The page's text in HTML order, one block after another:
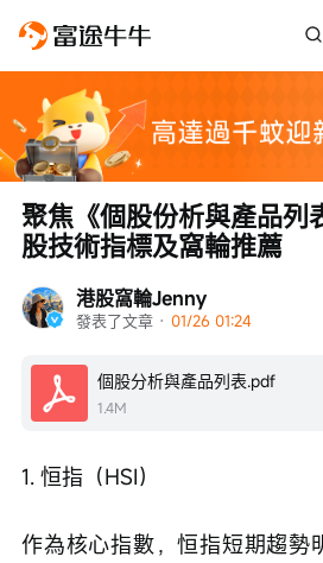
港股窩輪Jenny
發表了文章 · 01/26 01:24
聚焦《個股份析與產品
股技術指標及窩輪推薦
個股分析與產品列表.pdf
1.4M
1. 恒指（HSI）
作為核心指數，恒指短期趨勢